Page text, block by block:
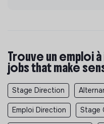
Trouve un emploi
jobs that make
Stage Direction
Emploi Direction Stage